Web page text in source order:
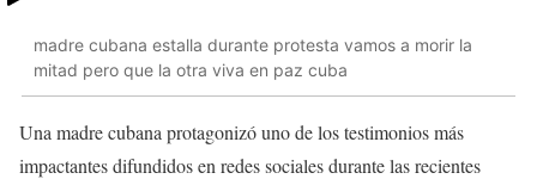
madre cubana estalla durante protesta vamos a morir la
mitad pero que la otra viva en paz cuba
Una madre cubana protagonizó uno de los testimonios más
impactantes difundidos en redes sociales durante las recientes